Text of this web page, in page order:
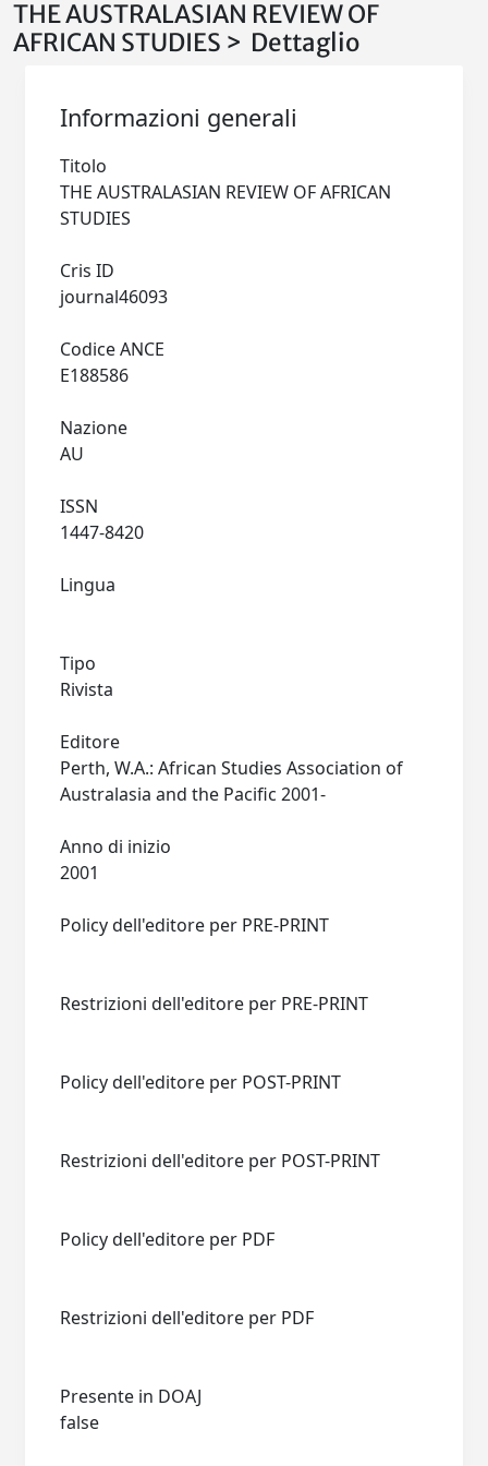
THE AUSTRALASIAN REVIEW OF
AFRICAN STUDIES > Dettaglio
Informazioni generali
Titolo
THE AUSTRALASIAN REVIEW OF AFRICAN
Cris ID
Codice ANCE
Nazione
ISSN
Lingua
Tipo
Rivista
Editore
Perth, W.A.: African Studies Association of
Anno di inizio
Policy dell'editore per PRE-PRINT
Restrizioni dell'editore per PRE-PRINT
Policy dell'editore per POST-PRINT
Restrizioni dell'editore per POST-PRINT
Policy dell'editore per PDF
Restrizioni dell'editore per PDF
Presente in DOAJ